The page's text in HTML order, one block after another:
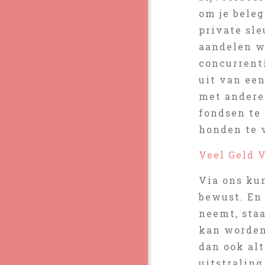
om je
private
aandelen
uit van
met
fondsen
honden te
Veel Geld
Via ons
bewust.
neemt,
kan
dan ook